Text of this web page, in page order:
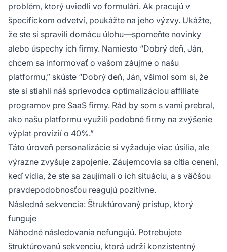
problém, ktorý uviedli vo formulári. Ak pracujú v
špecifickom odvetví, poukážte na jeho výzvy. Ukážte,
že ste si spravili domácu úlohu—spomeňte novinky
alebo úspechy ich firmy. Namiesto “Dobrý deň, Ján,
chcem sa informovať o vašom záujme o našu
platformu,” skúste “Dobrý deň, Ján, všimol som si, že
ste si stiahli náš sprievodca optimalizáciou affiliate
programov pre SaaS firmy. Rád by som s vami prebral,
ako našu platformu využili podobné firmy na zvýšenie
výplat provízií o 40%.”
Táto úroveň personalizácie si vyžaduje viac úsilia, ale
výrazne zvyšuje zapojenie. Záujemcovia sa cítia cenení,
keď vidia, že ste sa zaujímali o ich situáciu, a s väčšou
pravdepodobnosťou reagujú pozitívne.
Následná sekvencia: Štruktúrovaný prístup, ktorý
funguje
Náhodné následovania nefungujú. Potrebujete
štruktúrovanú sekvenciu, ktorá udrží konzistentný